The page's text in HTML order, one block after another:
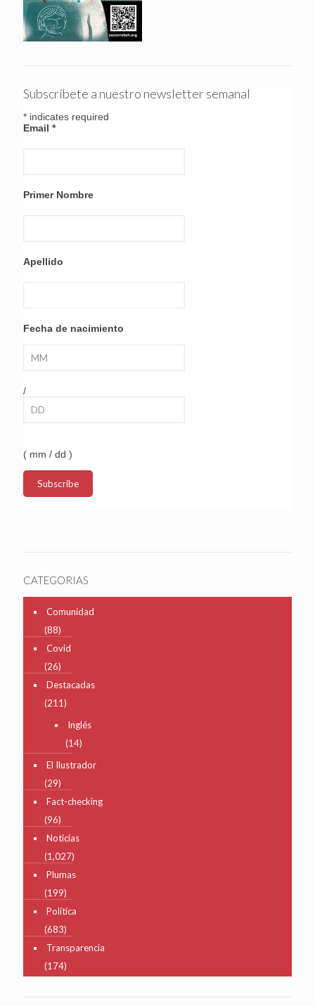
Subscríbete a nuestro newsletter semanal
* indicates required
Email *
Primer Nombre
Apellido
Fecha de nacimiento
/
( mm / dd )
CATEGORIAS
Comunidad
(88)
Covid
(26)
Destacadas
(211)
Inglés
(14)
El Ilustrador
(29)
Fact-checking
(96)
Noticias
(1,027)
Plumas
(199)
Política
(683)
Transparencia
(174)